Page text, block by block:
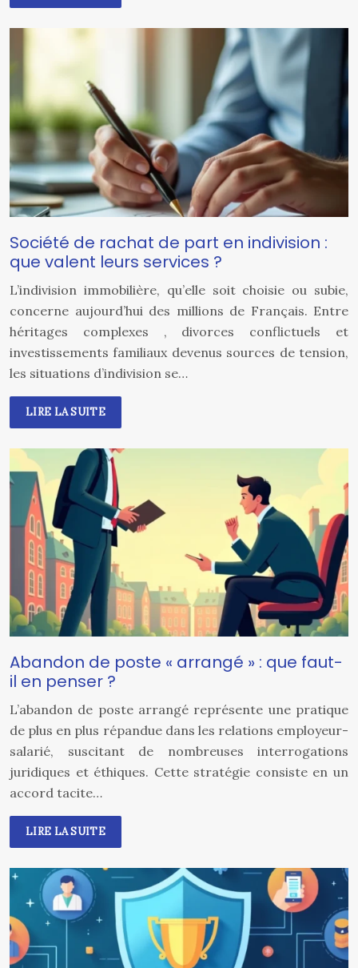
Société de rachat de part en indivision :
que valent leurs services ?
L’indivision immobilière, qu’elle soit choisie ou subie,
concerne aujourd’hui des millions de Français. Entre
héritages complexes , divorces conflictuels et
investissements familiaux devenus sources de tension,
les situations d’indivision se…
LIRE LA SUITE
Abandon de poste « arrangé » : que faut-
il en penser ?
L’abandon de poste arrangé représente une pratique
de plus en plus répandue dans les relations employeur-
salarié, suscitant de nombreuses interrogations
juridiques et éthiques. Cette stratégie consiste en un
accord tacite…
LIRE LA SUITE